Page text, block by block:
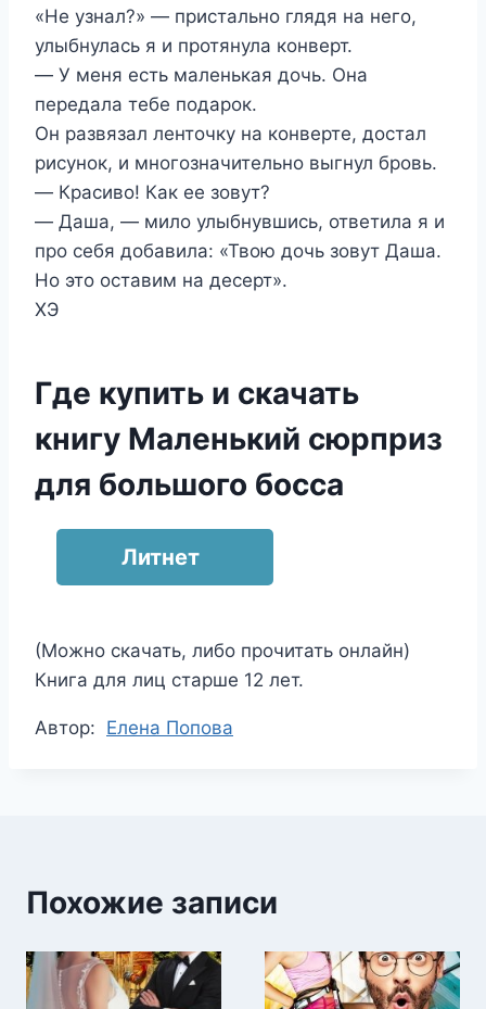
«Не узнал?» ― пристально глядя на него,
улыбнулась я и протянула конверт.
― У меня есть маленькая дочь. Она
передала тебе подарок.
Он развязал ленточку на конверте, достал
рисунок, и многозначительно выгнул бровь.
― Красиво! Как ее зовут?
― Даша, ― мило улыбнувшись, ответила я и
про себя добавила: «Твою дочь зовут Даша.
Но это оставим на десерт».
ХЭ
Где купить и скачать
книгу Маленький сюрприз
для большого босса
Литнет
(Можно скачать, либо прочитать онлайн)
Книга для лиц старше 12 лет.
Метки
Автор: Елена Попова
Похожие записи